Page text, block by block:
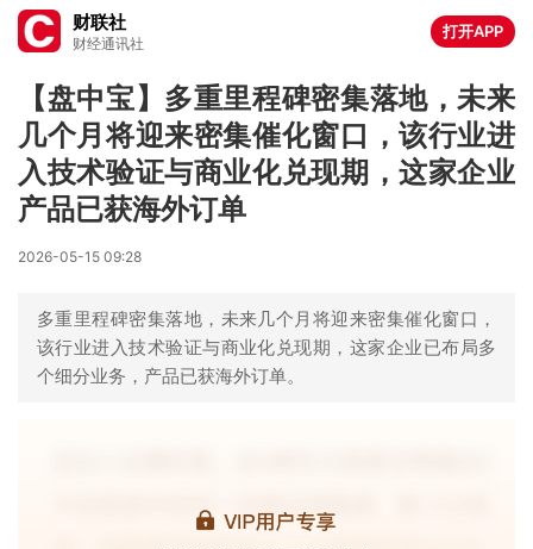
财联社
财经通讯社
打开APP
【盘中宝】多重里程碑密集落地，未来
几个月将迎来密集催化窗口，该行业进
入技术验证与商业化兑现期，这家企业
产品已获海外订单
2026-05-15 09:28
多重里程碑密集落地，未来几个月将迎来密集催化窗口，
该行业进入技术验证与商业化兑现期，这家企业已布局多
个细分业务，产品已获海外订单。